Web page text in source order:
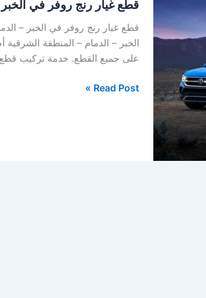
قطع غيار رنج روفر في الخبر
قطع غيار رنج روفر في الخبر –
الخبر – الدمام – المنطقة
على جميع القطع. خدمة تركيب قطع الغيار.
غيار
روفر
الخبر
–
Read Post »